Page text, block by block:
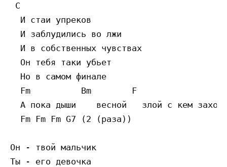
C
  И стаи упреков
  И заблудились во лжи
  И в собственных чувствах
  Он тебя таки убьет
  Но в самом финале
  Fm          Bm        F
А пока дыши    весной   злой с кем
  Fm Fm Fm G7 (2 (раза))
Он - твой мальчик
Ты - его девочка